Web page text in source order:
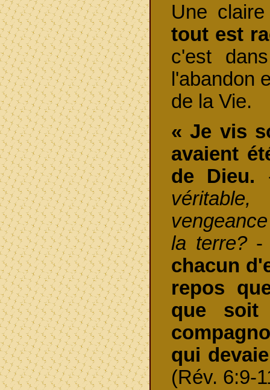
Une
tout est
c'est
l'abandon
de la Vie.
« Je vis
avaient
de Dieu.
la terre?
chacun
repos
que soit
qui
(Rév. 6:9-